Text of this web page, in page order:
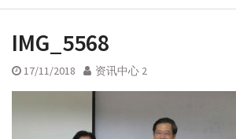
IMG_5568
17/11/2018 资讯中心 2